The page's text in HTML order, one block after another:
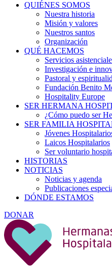
QUIÉNES SOMOS
Nuestra historia
Misión y valores
Nuestros santos
Organización
QUÉ HACEMOS
Servicios
Investigación e
Pastoral y
Fundación Benito
Hospitality Europe
SER HERMANA
¿Cómo puedo ser
SER FAMILIA
Jóvenes
Laicos Hospitalarios
Ser voluntario
HISTORIAS
NOTICIAS
Noticias y agenda
Publicaciones
DÓNDE ESTAMOS
DONAR